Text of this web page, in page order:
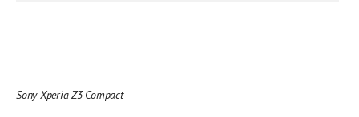
Sony Xperia Z3 Compact